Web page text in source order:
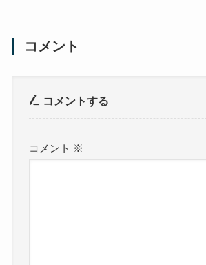
コメント
コメントする
コメント ※